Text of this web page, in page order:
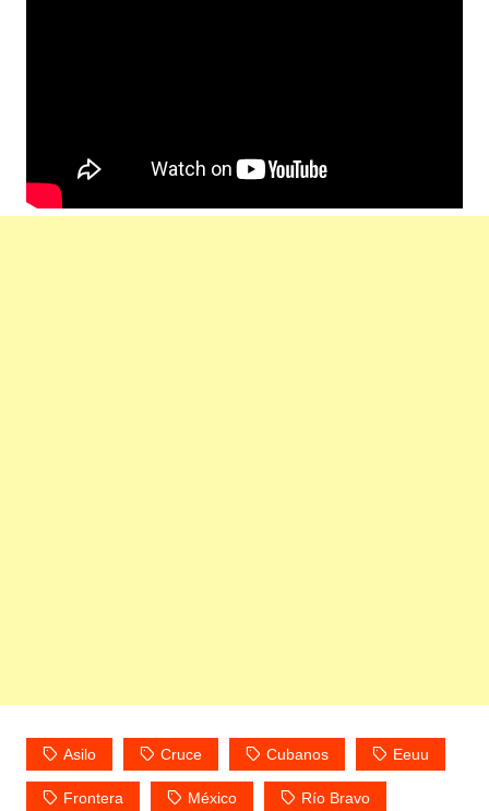
Asilo Cruce Cubanos Eeuu
Frontera México Río Bravo